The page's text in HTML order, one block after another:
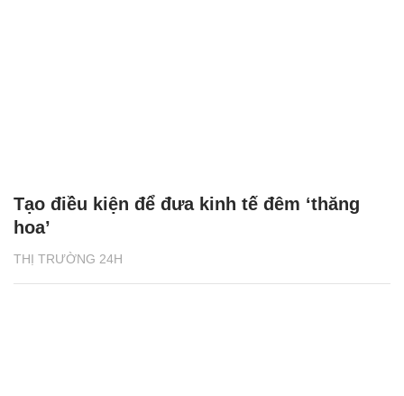
THỊ TRƯỜNG 24H
Tạo điều kiện để đưa kinh tế đêm ‘thăng
hoa’